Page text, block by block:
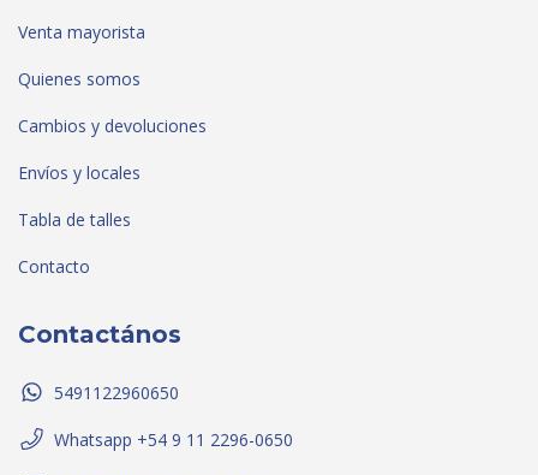
Venta mayorista
Quienes somos
Cambios y devoluciones
Envíos y locales
Tabla de talles
Contacto
Contactános
5491122960650
Whatsapp +54 9 11 2296-0650